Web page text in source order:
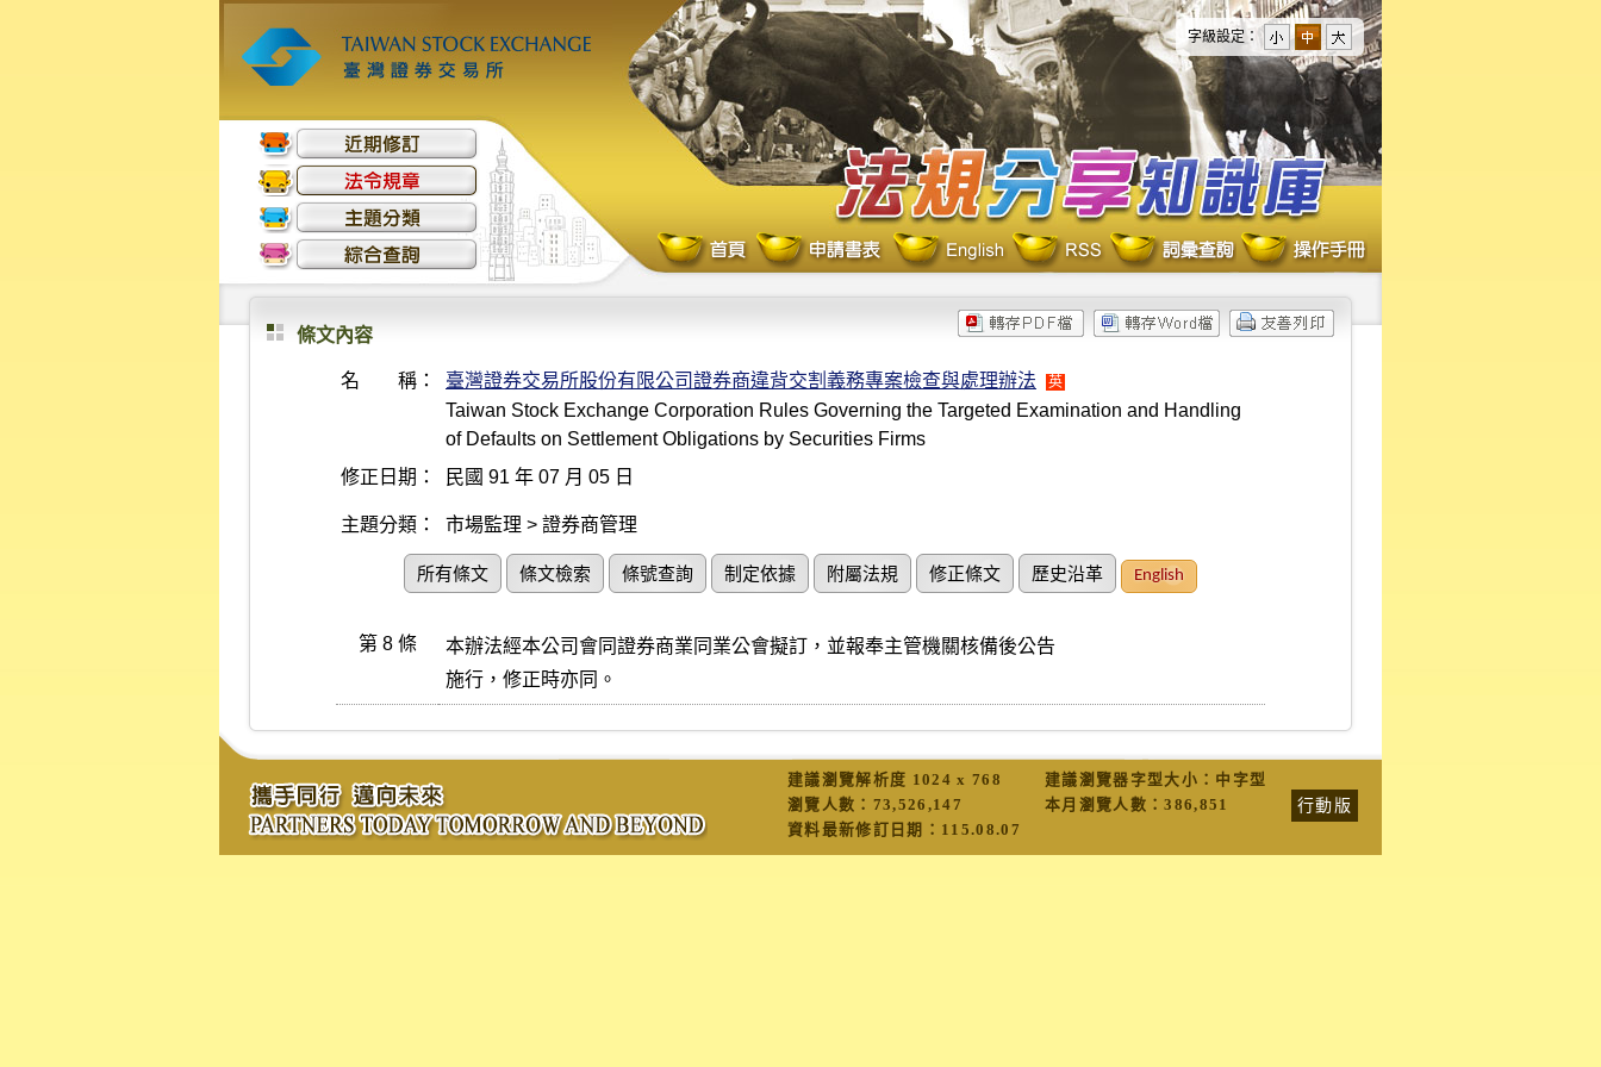
字級設定：
條文內容
名 稱： 臺灣證券交易所股份有限公司證券商違背交割義務專案檢查與處理辦法 英
Taiwan Stock Exchange Corporation Rules Governing the Targeted Examination and Handling
of Defaults on Settlement Obligations by Securities Firms
修正日期：
民國 91 年 07 月 05 日
主題分類： 市場監理 > 證券商管理
所有條文 條文檢索 條號查詢 制定依據 附屬法規 修正條文 歷史沿革 English
第 8 條
本辦法經本公司會同證券商業同業公會擬訂，並報奉主管機關核備後公告
施行，修正時亦同。
建議瀏覽解析度 1024 x 768 建議瀏覽器字型大小：中字型
行動版
瀏覽人數： 73,526,147 本月瀏覽人數：386,851
資料最新修訂日期： 115.08.07